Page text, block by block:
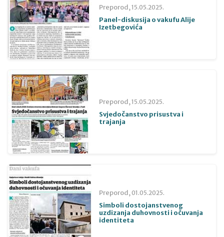
Preporod,15.05.2025.
Panel-diskusija o vakufu Alije
Izetbegovića
Preporod,15.05.2025.
Svjedočanstvo prisustva i
trajanja
Preporod,01.05.2025.
Simboli dostojanstvenog
uzdizanja duhovnosti i očuvanja
identiteta